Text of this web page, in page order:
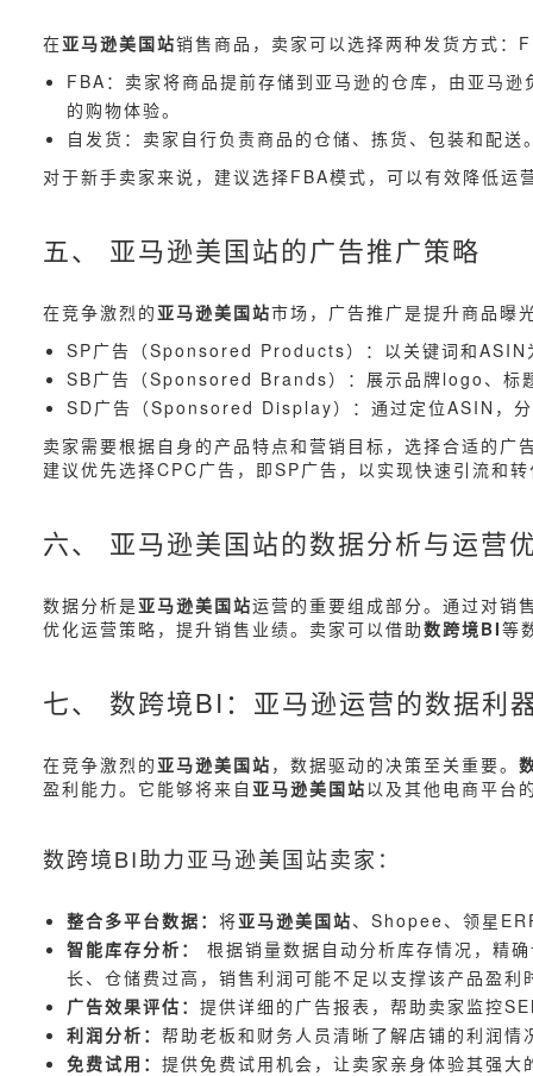
在亚马逊美国站销售商品，卖家可以选择两种发货方式
FBA：卖家将商品提前存储到亚马逊的仓库，由亚马
的购物体验。
自发货：卖家自行负责商品的仓储、拣货、包装和配
对于新手卖家来说，建议选择FBA模式，可以有效降低
五、 亚马逊美国站的广告推广策略
在竞争激烈的亚马逊美国站市场，广告推广是提升商品曝
SP广告（Sponsored Products）：以关键词和ASIN
SB广告（Sponsored Brands）：展示品牌logo、标
SD广告（Sponsored Display）：通过定位ASIN，分
卖家需要根据自身的产品特点和营销目标，选择合适的
建议优先选择CPC广告，即SP广告，以实现快速引流和
六、 亚马逊美国站的数据分析与运营
数据分析是亚马逊美国站运营的重要组成部分。通过对销
优化运营策略，提升销售业绩。卖家可以借助数跨境BI等
七、 数跨境BI：亚马逊运营的数据利
在竞争激烈的亚马逊美国站 ，数据驱动的决策至关重要。
盈利能力。它能够将来自 亚马逊美国站以及其他电商平台
数跨境BI助力亚马逊美国站卖家：
整合多平台数据： 将亚马逊美国站、Shopee、领星
智能库存分析：
根据销量数据自动分析库存情况，精
长、仓储费过高，销售利润可能不足以支撑该产品盈
广告效果评估： 提供详细的广告报表，帮助卖家监控
利润分析： 帮助老板和财务人员清晰了解店铺的利润
免费试用： 提供免费试用机会，让卖家亲身体验其强大